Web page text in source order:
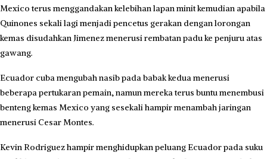
Mexico terus menggandakan kelebihan lapan minit kemudian apabila
Quinones sekali lagi menjadi pencetus gerakan dengan lorongan
kemas disudahkan Jimenez menerusi rembatan padu ke penjuru atas
gawang.
Ecuador cuba mengubah nasib pada babak kedua menerusi
beberapa pertukaran pemain, namun mereka terus buntu menembusi
benteng kemas Mexico yang sesekali hampir menambah jaringan
menerusi Cesar Montes.
Kevin Rodriguez hampir menghidupkan peluang Ecuador pada suku